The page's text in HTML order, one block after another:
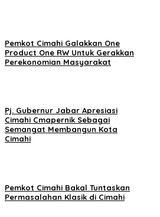
Pemkot Cimahi Galakkan One
Product One RW Untuk Gerakkan
Perekonomian Masyarakat
Pj. Gubernur Jabar Apresiasi
Cimahi Cmapernik Sebagai
Semangat Membangun Kota
Cimahi
Pemkot Cimahi Bakal Tuntaskan
Permasalahan Klasik di Cimahi